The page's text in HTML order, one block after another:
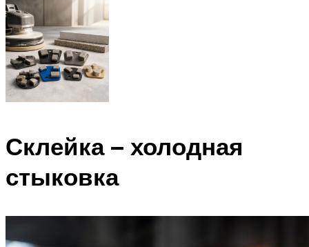
Склейка – холодная
стыковка